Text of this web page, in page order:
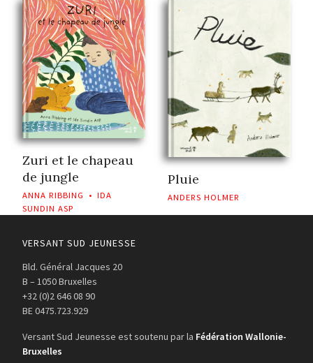
Zuri et le chapeau
de jungle
ANNA RIBBING • IDA
SUNDIN ASP
Pluie
ANDERS HOLMER
VERSANT SUD JEUNESSE
Bld. Général Jacques 20
B – 1050 Bruxelles
+32 (0)2 646 08 90
BE 0475.723.929
Versant Sud Jeunesse est soutenu par la Fédération Wallonie-
Bruxelles